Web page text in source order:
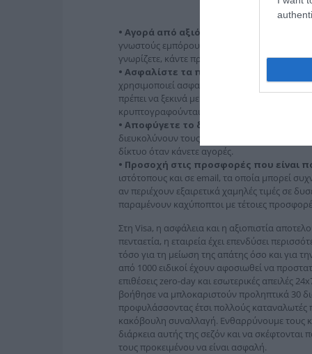
• Αγορά από αξιόπιστους εμπόρους:
γνωστούς εμπόρους. Εάν σκέφτεστε να
γνωρίζετε, κάντε πρώτα μία έρευνα για να
• Ασφαλίστε τα προσωπικά σας
χρησιμοποιεί ασφαλή τεχνολογία. Όταν
πρέπει να ξεκινά με https://, που σημαίνει ότι
κρυπτογραφούνται και αποστέλλονται μέσω
• Αποφύγετε το δημόσιο Wi-Fi για
διευκολύνουν τους χάκερ να κλέψουν τα
δίκτυο όταν κάνετε αγορές.
• Προσοχή στις προσφορές που είναι
ιστότοπους και σε email, τα οποία μπορεί
αν περιέχουν εξαιρετικά χαμηλές τιμές σε
παραμένουν καχύποπτοι με τέτοιες
Στη Visa, η ασφάλεια και η αξιοπιστία
πενταετία, η εταιρεία έχει επενδύσει
τόσο για τη μείωση της απάτης όσο και για
από 1000 ειδικοί έχουν αφοσιωθεί να
επιθέσεις zero-day και εσωτερικές απειλές
βοήθησε να μπλοκαριστούν προληπτικά 30
προφυλάσσοντας έτσι πολλούς καταναλωτές
κακόβουλη συναλλαγή. Ενθαρρύνουμε τους
διάρκεια αυτής της σεζόν και να σκέφτονται
τους προκειμένου να είναι ασφαλή.